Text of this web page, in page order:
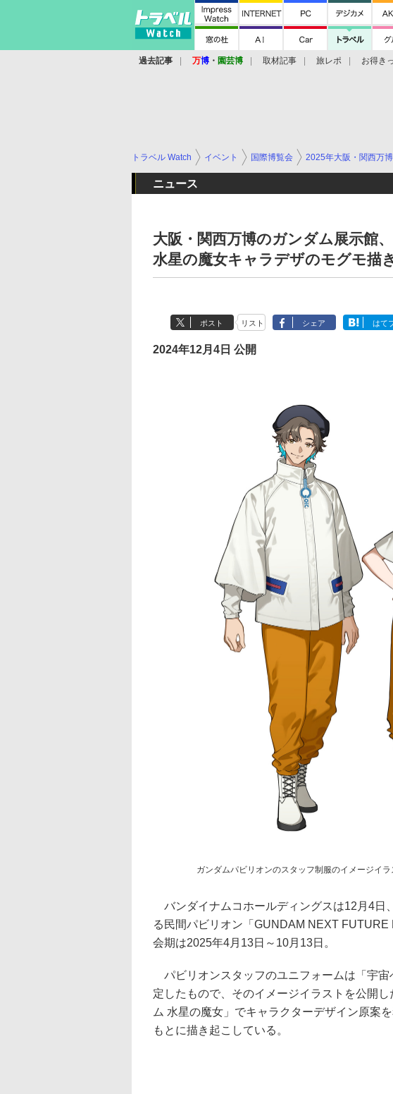
過去記事 万博 ・ 園芸博 取材記事 旅レポ お得き
トラベル Watch イベント 国際博覧会 2025年大阪・関西万博
ニュース
大阪・関西万博のガンダム展示館
水星の魔女キャラデザのモグモ描
ポスト リスト シェア はて
2024年12月4日 公開
ガンダムパビリオンのスタッフ制服のイメージイ
バンダイナムコホールディングスは12月4日
る民間パビリオン「GUNDAM NEXT FUTURE
会期は2025年4月13日～10月13日。
パビリオンスタッフのユニフォームは「宇宙
定したもので、そのイメージイラストを公開
ム 水星の魔女」でキャラクターデザイン原案
もとに描き起こしている。